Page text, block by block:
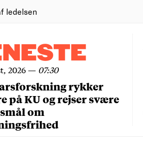
ledelsen
2026— 07:30
rykker
på KU og rejser svære
om